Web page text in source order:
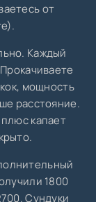
от
Каждый
мощность
расстояние.
капает
1800
Сундуки